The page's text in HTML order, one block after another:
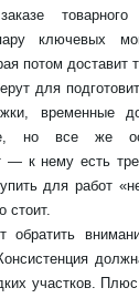
пару ключевых
потом доставит
для
временные
но все же
— к нему есть
для работ
стоит.
обратить
участков.